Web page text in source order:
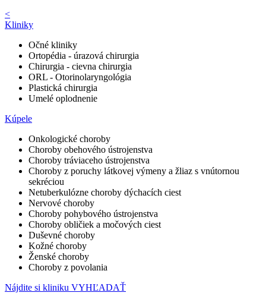
<
Kliniky
Očné kliniky
Ortopédia - úrazová chirurgia
Chirurgia - cievna chirurgia
ORL - Otorinolaryngológia
Plastická chirurgia
Umelé oplodnenie
Kúpele
Onkologické choroby
Choroby obehového ústrojenstva
Choroby tráviaceho ústrojenstva
Choroby z poruchy látkovej výmeny a žliaz s vnútornou
sekréciou
Netuberkulózne choroby dýchacích ciest
Nervové choroby
Choroby pohybového ústrojenstva
Choroby obličiek a močových ciest
Duševné choroby
Kožné choroby
Ženské choroby
Choroby z povolania
Nájdite si kliniku VYHĽADAŤ